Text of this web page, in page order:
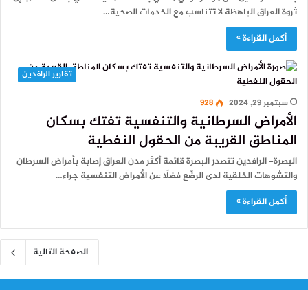
ثروة العراق الباهظة لا تتناسب مع الخدمات الصحية…
أكمل القراءة »
تقارير الرافدين
سبتمبر 29, 2024
928
الأمراض السرطانية والتنفسية تفتك بسكان
المناطق القريبة من الحقول النفطية
البصرة- الرافدين تتصدر البصرة قائمة أكثر مدن العراق إصابة بأمراض السرطان
والتشوهات الخلقية لدى الرضّع فضلًا عن الأمراض التنفسية جراء…
أكمل القراءة »
الصفحة التالية